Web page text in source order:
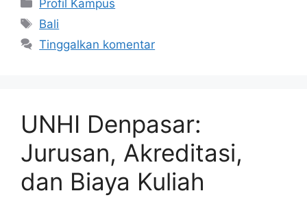
Profil Kampus
Tag
Bali
Tinggalkan komentar
UNHI Denpasar:
Jurusan, Akreditasi,
dan Biaya Kuliah